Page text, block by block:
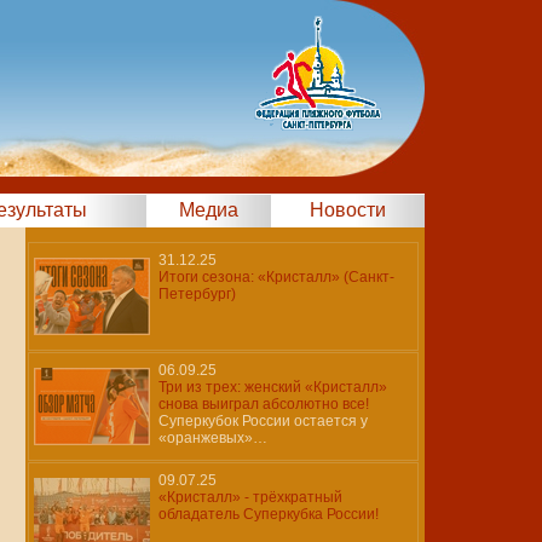
Медиа Новости
31.12.25
Итоги сезона: «Кристалл» (Санкт-
Петербург)
06.09.25
Три из трех: женский «Кристалл»
снова выиграл абсолютно все!
Суперкубок России остается у
«оранжевых»…
09.07.25
«Кристалл» - трёхкратный
обладатель Суперкубка России!